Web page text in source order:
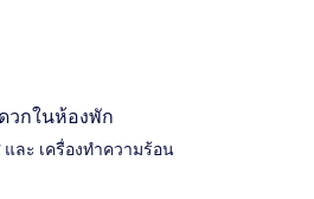
วกในห้องพัก
และ เครื่องทำความร้อน